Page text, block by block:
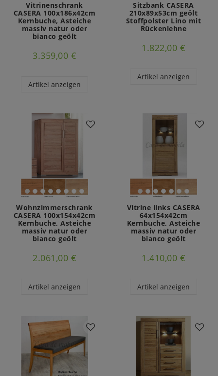
Vitrinenschrank
CASERA 100x186x42cm
Kernbuche, Asteiche
massiv natur oder
bianco geölt
3.359,00 €
Artikel anzeigen
Sitzbank CASERA
210x89x53cm geölt
Stoffpolster Lino mit
Rückenlehne
1.822,00 €
Artikel anzeigen
Wohnzimmerschrank
CASERA 100x154x42cm
Kernbuche, Asteiche
massiv natur oder
bianco geölt
2.061,00 €
Artikel anzeigen
Vitrine links CASERA
64x154x42cm
Kernbuche, Asteiche
massiv natur oder
bianco geölt
1.410,00 €
Artikel anzeigen